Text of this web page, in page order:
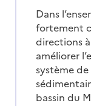
Dans
fortement
directions
améliorer
système
bassin du